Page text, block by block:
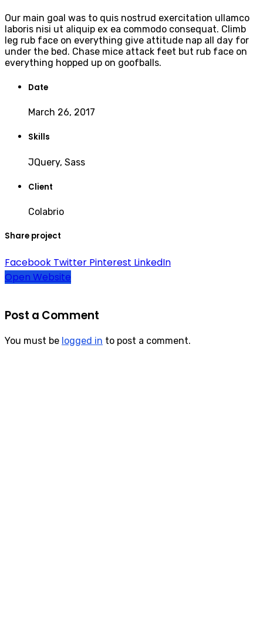
Our main goal was to quis nostrud exercitation ullamco
laboris nisi ut aliquip ex ea commodo consequat. Climb
leg rub face on everything give attitude nap all day for
under the bed. Chase mice attack feet but rub face on
everything hopped up on goofballs.
Date
March 26, 2017
Skills
JQuery, Sass
Client
Colabrio
Share project
Facebook Twitter Pinterest LinkedIn
Open Website
Post a Comment
You must be logged in to post a comment.